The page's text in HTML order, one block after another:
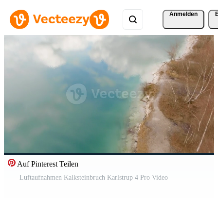
Anmelden
Auf Pinterest Teilen
Luftaufnahmen Kalksteinbruch Karlstrup 4 Pro Video